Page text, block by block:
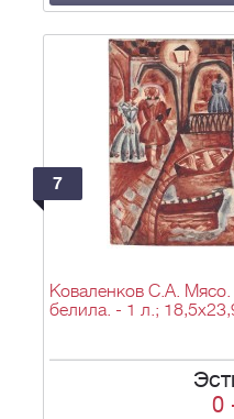
7
Коваленков С.А. Мясо.
белила. - 1 л.;
0